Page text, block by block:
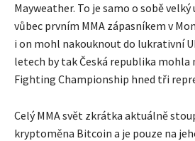
Mayweather. To je samo o sobě velký
vůbec prvním MMA zápasníkem v
i on mohl nakouknout do lukrativní
letech by tak Česká republika
Fighting Championship hned tři
Celý MMA svět zkrátka aktuálně
kryptoměna Bitcoin a je pouze na